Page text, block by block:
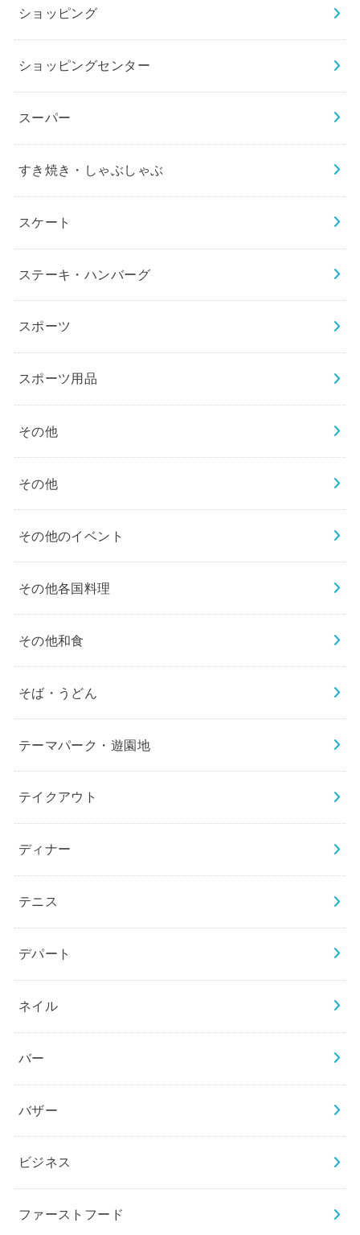
ショッピング
ショッピングセンター
スーパー
すき焼き・しゃぶしゃぶ
スケート
ステーキ・ハンバーグ
スポーツ
スポーツ用品
その他
その他
その他のイベント
その他各国料理
その他和食
そば・うどん
テーマパーク・遊園地
テイクアウト
ディナー
テニス
デパート
ネイル
バー
バザー
ビジネス
ファーストフード